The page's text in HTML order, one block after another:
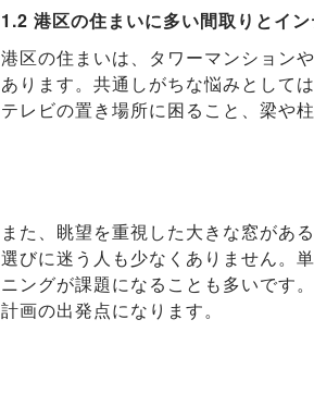
1.2 港区の住まいに多い間取りとイ
港区の住まいは、タワーマンション
あります。共通しがちな悩みとして
テレビの置き場所に困ること、梁や
また、眺望を重視した大きな窓があ
選びに迷う人も少なくありません。
ニングが課題になることも多いです
計画の出発点になります。